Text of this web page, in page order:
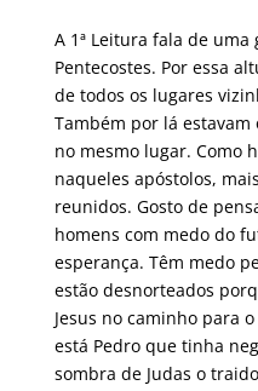
A 1ª Leitura fala de
Pentecostes. Por essa
de todos os lugares
Também por lá
no mesmo lugar. Como
naqueles apóstolos,
reunidos. Gosto de
homens com medo do
esperança. Têm medo
estão desnorteados
Jesus no caminho para
está Pedro que tinha
sombra de Judas o